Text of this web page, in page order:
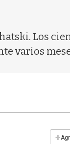
Los
varios
+